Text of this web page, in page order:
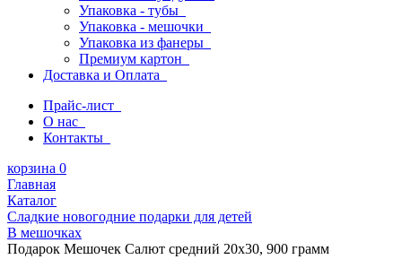
Упаковка - тубы
Упаковка - мешочки
Упаковка из фанеры
Премиум картон
Доставка и Оплата
Прайс-лист
О нас
Контакты
корзина 0
Главная
Каталог
Сладкие новогодние подарки для детей
В мешочках
Подарок Мешочек Салют средний 20х30, 900 грамм